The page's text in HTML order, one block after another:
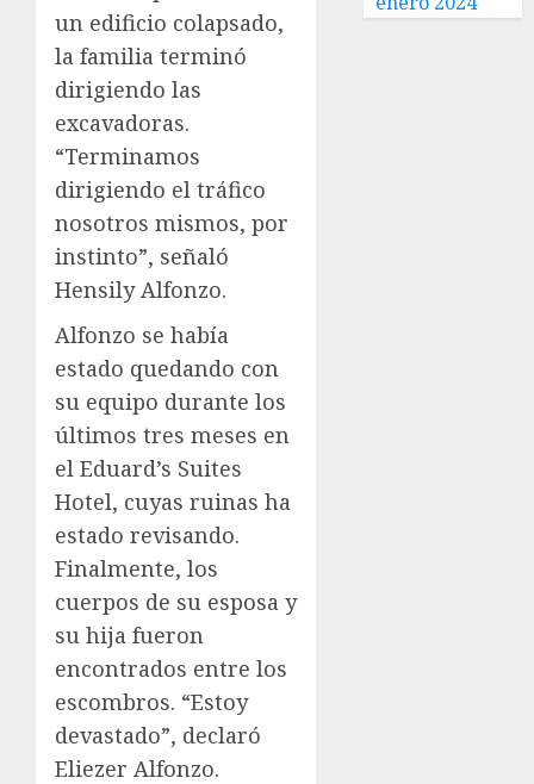
un edificio colapsado,
la familia terminó
dirigiendo las
excavadoras.
“Terminamos
dirigiendo el tráfico
nosotros mismos, por
instinto”, señaló
Hensily Alfonzo.
Alfonzo se había
estado quedando con
su equipo durante los
últimos tres meses en
el Eduard’s Suites
Hotel, cuyas ruinas ha
estado revisando.
Finalmente, los
cuerpos de su esposa y
su hija fueron
encontrados entre los
escombros. “Estoy
devastado”, declaró
Eliezer Alfonzo.